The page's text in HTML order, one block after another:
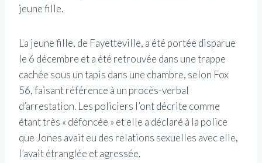
jeune fille.
La jeune fille, de Fayetteville, a été portée disparue
le 6 décembre et a été retrouvée dans une trappe
cachée sous un tapis dans une chambre, selon Fox
56, faisant référence à un procès-verbal
d’arrestation. Les policiers l’ont décrite comme
étant très « défoncée » et elle a déclaré à la police
que Jones avait eu des relations sexuelles avec elle,
l’avait étranglée et agressée.